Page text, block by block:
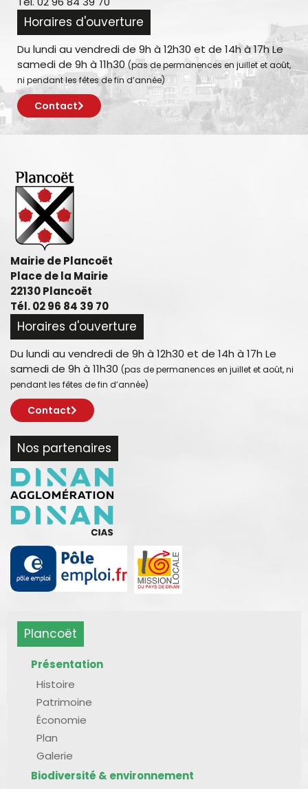
Horaires d'ouverture
Du lundi au vendredi de 9h à 12h30 et de 14h à 17h Le
samedi de 9h à 11h30 (pas de permanences en juillet et août,
ni pendant les fêtes de fin d’année)
Contact
Mairie de Plancoët
Place de la Mairie
22130 Plancoët
Tél. 02 96 84 39 70
Horaires d'ouverture
Du lundi au vendredi de 9h à 12h30 et de 14h à 17h Le
samedi de 9h à 11h30 (pas de permanences en juillet et août, ni
pendant les fêtes de fin d’année)
Contact
Nos partenaires
Plancoët
Présentation
Histoire
Patrimoine
Économie
Plan
Galerie
Biodiversité & environnement